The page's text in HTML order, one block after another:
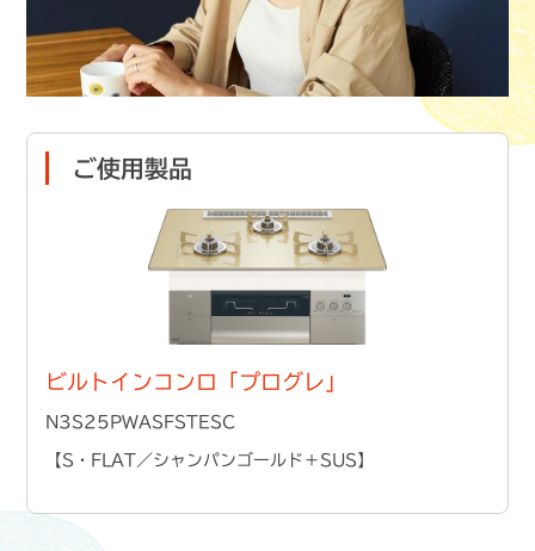
ご使用製品
ビルトインコンロ「プログレ」
N3S25PWASFSTESC
【S・FLAT／シャンパンゴールド＋SUS】